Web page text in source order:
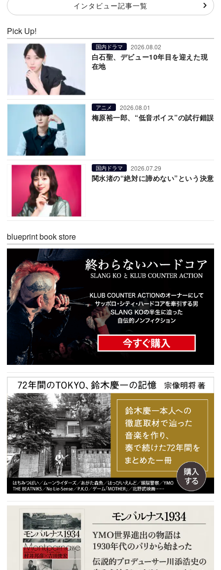
インタビュー記事一覧
Pick Up!
国内ドラマ 2026.08.02
白石聖、デビュー10年目を迎えた現
在地
アニメ 2026.08.01
梅原裕一郎、“低音ボイス”の試行錯誤
国内ドラマ 2026.07.29
関水渚の“絶対に諦めない”という決意
blueprint book store